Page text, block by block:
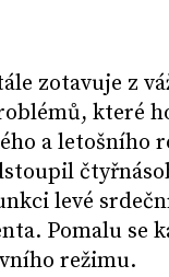
zotavuje z
které
a letošního
levé
Pomalu se
režimu.